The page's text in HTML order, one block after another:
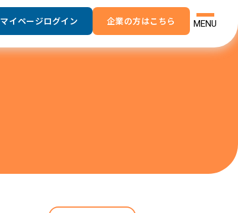
マイページログイン 企業の方はこちら MENU